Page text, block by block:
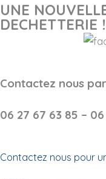
UNE
DECHETTERIE !
Contactez nous
06 27 67 63 85 –
Contactez nous pour